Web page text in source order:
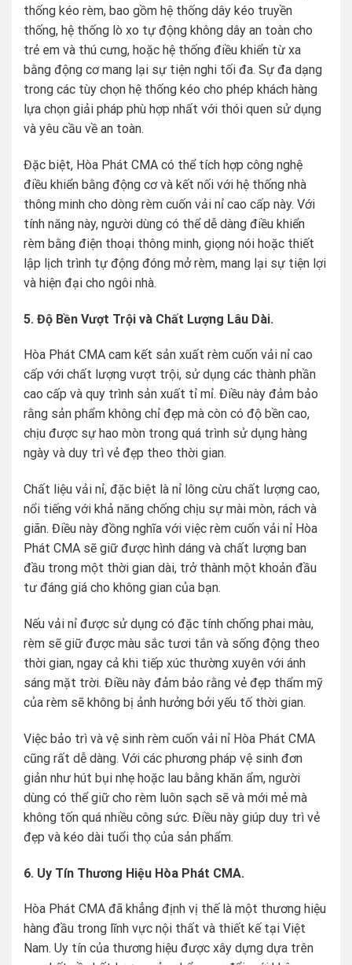
thống kéo rèm, bao gồm hệ thống dây kéo truyền
thống, hệ thống lò xo tự động không dây an toàn cho
trẻ em và thú cưng, hoặc hệ thống điều khiển từ xa
bằng động cơ mang lại sự tiện nghi tối đa. Sự đa dạng
trong các tùy chọn hệ thống kéo cho phép khách hàng
lựa chọn giải pháp phù hợp nhất với thói quen sử dụng
và yêu cầu về an toàn.
Đặc biệt, Hòa Phát CMA có thể tích hợp công nghệ
điều khiển bằng động cơ và kết nối với hệ thống nhà
thông minh cho dòng rèm cuốn vải nỉ cao cấp này. Với
tính năng này, người dùng có thể dễ dàng điều khiển
rèm bằng điện thoại thông minh, giọng nói hoặc thiết
lập lịch trình tự động đóng mở rèm, mang lại sự tiện lợi
và hiện đại cho ngôi nhà.
5. Độ Bền Vượt Trội và Chất Lượng Lâu Dài.
Hòa Phát CMA cam kết sản xuất rèm cuốn vải nỉ cao
cấp với chất lượng vượt trội, sử dụng các thành phần
cao cấp và quy trình sản xuất tỉ mỉ. Điều này đảm bảo
rằng sản phẩm không chỉ đẹp mà còn có độ bền cao,
chịu được sự hao mòn trong quá trình sử dụng hàng
ngày và duy trì vẻ đẹp theo thời gian.
Chất liệu vải nỉ, đặc biệt là nỉ lông cừu chất lượng cao,
nổi tiếng với khả năng chống chịu sự mài mòn, rách và
giãn. Điều này đồng nghĩa với việc rèm cuốn vải nỉ Hòa
Phát CMA sẽ giữ được hình dáng và chất lượng ban
đầu trong một thời gian dài, trở thành một khoản đầu
tư đáng giá cho không gian của bạn.
Nếu vải nỉ được sử dụng có đặc tính chống phai màu,
rèm sẽ giữ được màu sắc tươi tắn và sống động theo
thời gian, ngay cả khi tiếp xúc thường xuyên với ánh
sáng mặt trời. Điều này đảm bảo rằng vẻ đẹp thẩm mỹ
của rèm sẽ không bị ảnh hưởng bởi yếu tố thời gian.
Việc bảo trì và vệ sinh rèm cuốn vải nỉ Hòa Phát CMA
cũng rất dễ dàng. Với các phương pháp vệ sinh đơn
giản như hút bụi nhẹ hoặc lau bằng khăn ẩm, người
dùng có thể giữ cho rèm luôn sạch sẽ và mới mẻ mà
không tốn quá nhiều công sức. Điều này giúp duy trì vẻ
đẹp và kéo dài tuổi thọ của sản phẩm.
6. Uy Tín Thương Hiệu Hòa Phát CMA.
Hòa Phát CMA đã khẳng định vị thế là một thương hiệu
hàng đầu trong lĩnh vực nội thất và thiết kế tại Việt
Nam. Uy tín của thương hiệu được xây dựng dựa trên